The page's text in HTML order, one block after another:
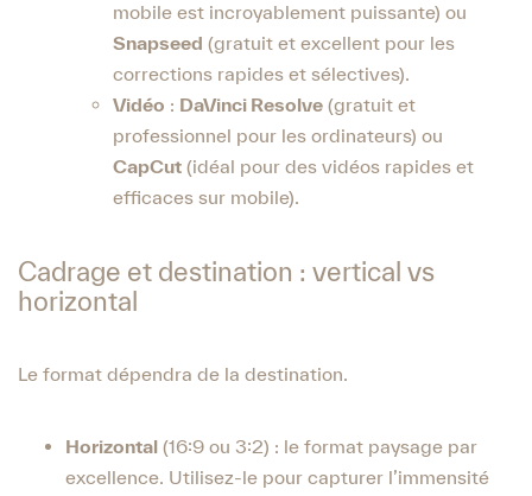
mobile est incroyablement puissante) ou
Snapseed (gratuit et excellent pour les
corrections rapides et sélectives).
Vidéo : DaVinci Resolve (gratuit et
professionnel pour les ordinateurs) ou
CapCut (idéal pour des vidéos rapides et
efficaces sur mobile).
Cadrage et destination : vertical vs
horizontal
Le format dépendra de la destination.
Horizontal (16:9 ou 3:2) : le format paysage par
excellence. Utilisez-le pour capturer l’immensité